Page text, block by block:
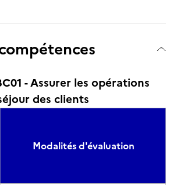
- Assurer les opérations
des clients
Modalités d'évaluation